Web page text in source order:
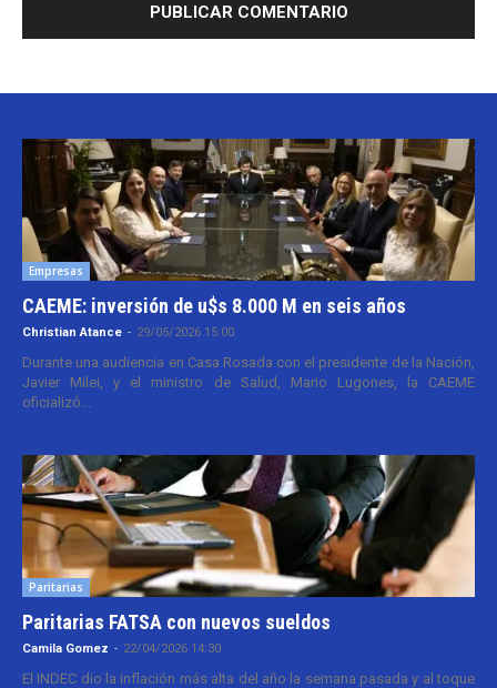
Empresas
CAEME: inversión de u$s 8.000 M en seis años
Christian Atance - 29/05/2026 15:00
Durante una audiencia en Casa Rosada con el presidente de la Nación,
Javier Milei, y el ministro de Salud, Mario Lugones, la CAEME
oficializó...
Paritarias
Paritarias FATSA con nuevos sueldos
Camila Gomez - 22/04/2026 14:30
El INDEC dio la inflación más alta del año la semana pasada y al toque